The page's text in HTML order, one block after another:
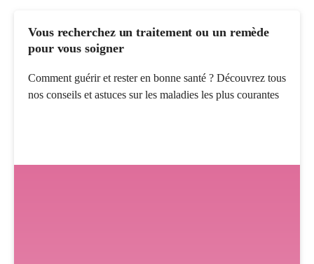
Vous recherchez un traitement ou un remède
pour vous soigner
Comment guérir et rester en bonne santé ? Découvrez tous
nos conseils et astuces sur les maladies les plus courantes